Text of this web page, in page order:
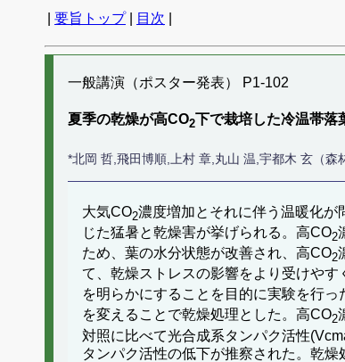
要旨トップ| 目次
一般講演（ポスター発表） P1-102
夏季の乾燥が高CO2下で栽培した冷温帯落
*北岡 哲,飛田博順,上村 章,丸山 温,宇都木 玄（森
大気CO2濃度増加とそれに伴う温暖化が
じた猛暑と乾燥害が挙げられる。高CO2
ため、葉の水分状態が改善され、高CO2
て、乾燥ストレスの影響をより受けや
を明らかにすることを目的に実験を行っ
を変えることで乾燥処理とした。高CO2
対照に比べて光合成系タンパク活性
タンパク活性の低下が推察された。乾